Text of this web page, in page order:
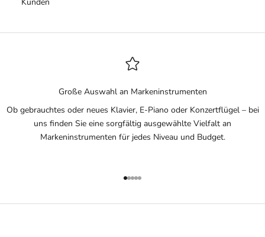
Große Auswahl an Markeninstrumenten
Ob gebrauchtes oder neues Klavier, E-Piano oder Konzertflügel – bei
uns finden Sie eine sorgfältig ausgewählte Vielfalt an
Markeninstrumenten für jedes Niveau und Budget.
Gehe zu Element 1
Gehe zu Element 2
Gehe zu Element 3
Gehe zu Element 4
Gehe zu Element 5